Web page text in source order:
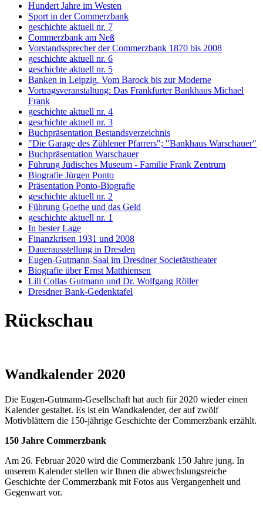
Hundert Jahre im Westen
Sport in der Commerzbank
geschichte aktuell nr. 7
Commerzbank am Neß
Vorstandssprecher der Commerzbank 1870 bis 2008
geschichte aktuell nr. 6
geschichte aktuell nr. 5
Banken in Leipzig. Vom Barock bis zur Moderne
Vortragsveranstaltung: Das Frankfurter Bankhaus Michael
Frank
geschichte aktuell nr. 4
geschichte aktuell nr. 3
Buchpräsentation Bestandsverzeichnis
"Die Garage des Zühlener Pfarrers"; "Bankhaus Warschauer"
Buchpräsentation Warschauer
Führung Jüdisches Museum - Familie Frank Zentrum
Biografie Jürgen Ponto
Präsentation Ponto-Biografie
geschichte aktuell nr. 2
Führung Goethe und das Geld
geschichte aktuell nr. 1
In bester Lage
Finanzkrisen 1931 und 2008
Dauerausstellung in Dresden
Eugen-Gutmann-Saal im Dresdner Societätstheater
Biografie über Ernst Matthiensen
Lili Collas Gutmann und Dr. Wolfgang Röller
Dresdner Bank-Gedenktafel
Rückschau
Wandkalender 2020
Die Eugen-Gutmann-Gesellschaft hat auch für 2020 wieder einen
Kalender gestaltet. Es ist ein Wandkalender, der auf zwölf
Motivblättern die 150-jährige Geschichte der Commerzbank erzählt.
150 Jahre Commerzbank
Am 26. Februar 2020 wird die Commerzbank 150 Jahre jung. In
unserem Kalender stellen wir Ihnen die abwechslungsreiche
Geschichte der Commerzbank mit Fotos aus Vergangenheit und
Gegenwart vor.